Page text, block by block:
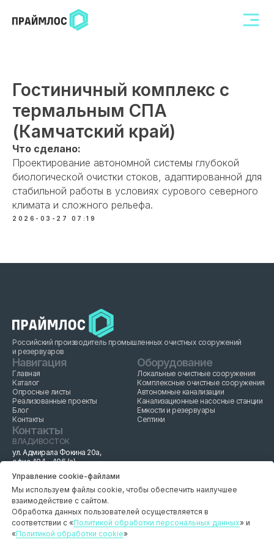
Гостиничный комплекс с
термальным СПА
(Камчатский край)
Что сделано:
Проектирование автономной системы глубокой
биологической очистки стоков, адаптированной для
стабильной работы в условиях сурового северного
климата и сложного рельефа.
2026-03-27 07:19
Российский производитель промышленных очистных сооружений
и резервуаров
Навигация
Главная
Каталог
Опросные листы
Реализованные проекты
Блог
Контакты
Оборудование
Локальные очистные сооружения
Комплексные очистные сооружения
Автономные канализации
Канализационные насосные станции
Емкости и резервуары
Септики
Контакты
ВЛАДИВОСТОК
ул. Адмирала Фокина 20а,
офис 404 - 406 (а)
+ 7 914 970 41 11
INFO@PRIMELOS.RU
РЕСПУБЛИКА БЕЛАРУСЬ
г. Наровля, ул. Минская 40Б
+ 375 33 362 35 05
PRIMELOS.BEL@GMAIL.COM
Управление cookie-файлами
Мы используем файлы cookie, чтобы обеспечить наилучшее
взаимодействие с сайтом.
Обработка данных пользователей осуществляется в
соответствии с «Политикой обработки персональных данных» и
«Политикой обработки cookie»